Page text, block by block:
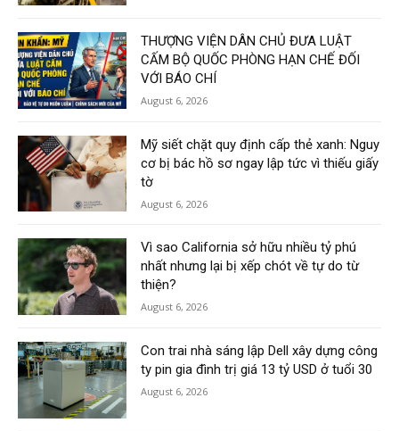
THƯỢNG VIỆN DÂN CHỦ ĐƯA LUẬT
CẤM BỘ QUỐC PHÒNG HẠN CHẾ ĐỐI
VỚI BÁO CHÍ
August 6, 2026
Mỹ siết chặt quy định cấp thẻ xanh: Nguy
cơ bị bác hồ sơ ngay lập tức vì thiếu giấy
tờ
August 6, 2026
Vì sao California sở hữu nhiều tỷ phú
nhất nhưng lại bị xếp chót về tự do từ
thiện?
August 6, 2026
Con trai nhà sáng lập Dell xây dựng công
ty pin gia đình trị giá 13 tỷ USD ở tuổi 30
August 6, 2026